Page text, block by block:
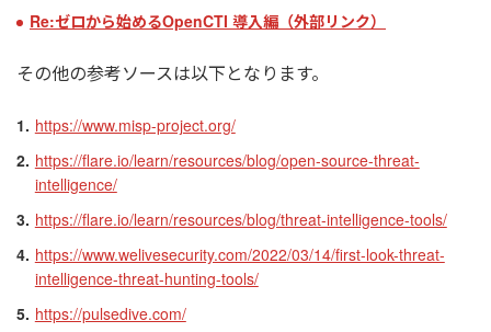
Re:ゼロから始めるOpenCTI 導入編（外部リンク）
その他の参考ソースは以下となります。
https://www.misp-project.org/
https://flare.io/learn/resources/blog/open-source-threat-
intelligence/
https://flare.io/learn/resources/blog/threat-intelligence-tools/
https://www.welivesecurity.com/2022/03/14/first-look-threat-
intelligence-threat-hunting-tools/
https://pulsedive.com/